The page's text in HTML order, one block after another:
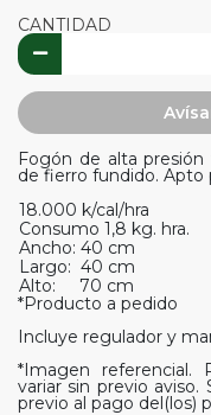
CANTIDAD
Fogón de alta
de fierro fundido. Apto
18.000 k/cal/hra
Consumo 1,8 kg. hra.
Ancho: 40 cm
Largo: 40 cm
Alto: 70 cm
*Producto a pedido
Incluye regulador y
*Imagen referencial.
variar sin previo
previo al pago del(los)